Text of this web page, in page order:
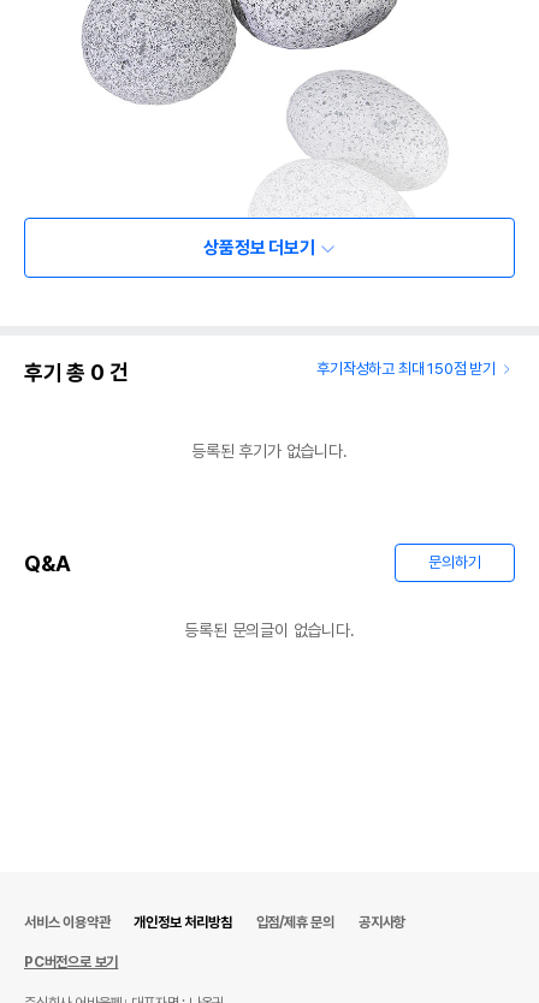
상품정보 더보기
후기 총 0 건 후기작성하고 최대 150점 받기
등록된 후기가 없습니다.
Q&A 문의하기
등록된 문의글이 없습니다.
서비스 이용약관 개인정보 처리방침 입점/제휴 문의 공지사항
PC버전으로 보기